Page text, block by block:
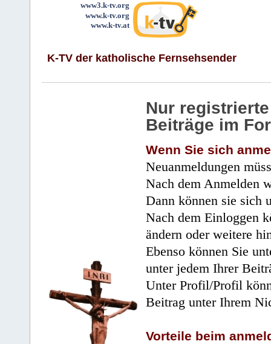
www3.k-tv.org
www.k-tv.org
www.k-tv.at
K-TV der katholische Fernsehsender
Nur
Beiträge im
Wenn Sie sich
Neuanmeldungen
Nach dem Anmelden
Dann können sie sich
Nach dem Einloggen
ändern oder weitere
Ebenso können Sie
unter jedem Ihrer
Unter Profil/Profil
Beitrag unter Ihrem
Vorteile beim